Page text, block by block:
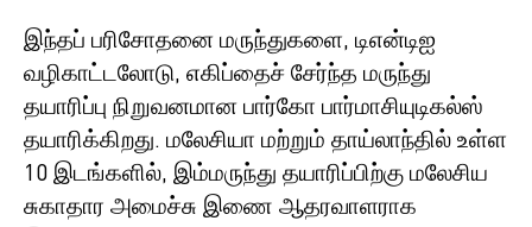
இந்தப் பரிசோதனை மருந்துகளை, டிஎன்டிஐ
வழிகாட்டலோடு, எகிப்தைச் சேர்ந்த மருந்து
தயாரிப்பு நிறுவனமான பார்கோ பார்மாசியுடிகல்ஸ்
தயாரிக்கிறது. மலேசியா மற்றும் தாய்லாந்தில் உள்ள
10 இடங்களில், இம்மருந்து தயாரிப்பிற்கு மலேசிய
சுகாதார அமைச்சு இணை ஆதரவாளராக